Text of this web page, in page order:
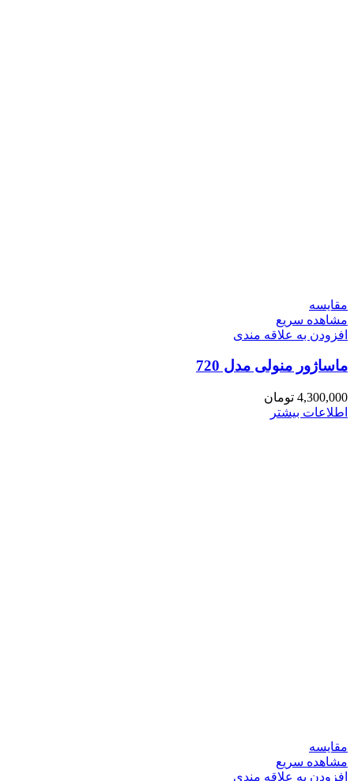
مقایسه
مشاهده سریع
افزودن به علاقه مندی
ماساژور منولی مدل 720
4,300,000 تومان
اطلاعات بیشتر
مقایسه
مشاهده سریع
افزودن به علاقه مندی